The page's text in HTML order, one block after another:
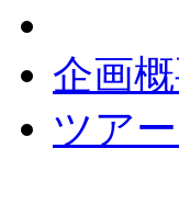
企画
ツア